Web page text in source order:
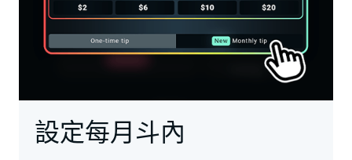
設定每月斗內